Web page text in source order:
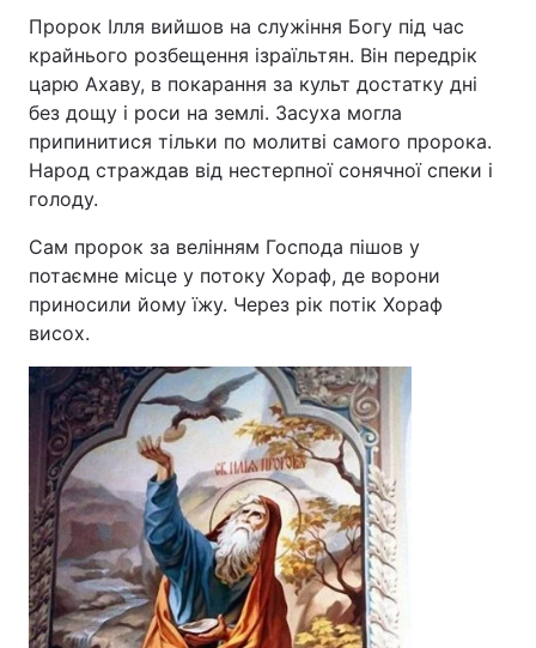
Пророк Ілля вийшов на служіння Богу під час
крайнього розбещення ізраїльтян. Він передрік
царю Ахаву, в покарання за культ достатку дні
без дощу і роси на землі. Засуха могла
припинитися тільки по молитві самого пророка.
Народ страждав від нестерпної сонячної спеки і
голоду.
Сам пророк за велінням Господа пішов у
потаємне місце у потоку Хораф, де ворони
приносили йому їжу. Через рік потік Хораф
висох.